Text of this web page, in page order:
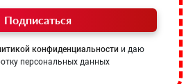
Подписаться
конфиденциальности и даю
персональных данных